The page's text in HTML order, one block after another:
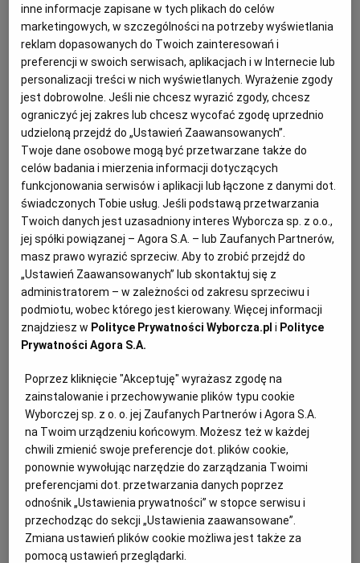
przedmiotu umowy z uwzględnieniem wszystkich
opłat i podatków (w tym podatek VAT w wysokości
23% – dotyczy podmiotu będącego czynnym
podatnikiem podatku VAT)".
W postępowaniu wpłynęły dwie oferty. W
formularzu ofertowym możliwe było podanie
wyłącznie ceny i wartości słownie. Wykonawca A
złożył dwa kosztorysy z VAT 8%. Wykonawca B
złożył jeden kosztorys z VAT 8% i drugi z VAT 23%
(jednocześnie w ofercie zaznaczył, iż wybór jego
oferty będzie prowadził do powstania u
zamawiającego obowiązku podatkowego, ale nie
wskazał nazwy/rodzaju towaru lub usługi, wartości
ani stawki podatku). Najkorzystniejsza oferta to ta
złożona przez wykonawcę B (z dwoma różnymi
stawkami VAT). Proszę o wskazanie, jak powinien
postąpić zamawiający w takiej sytuacji?
1. Czy w związku z tym, iż w załączniku do SWZ
znajduje się informacja o wysokości stawki VAT
(23%) to zamawiający powinien dokonać
poprawienia ceny w obu ofertach w trybie art. 223
ust. 2 pkt 3 ustawy Pzp? Czy, z uwagi na zapisy
SWZ, należy uznać, iż obowiązująca stawka VAT
nie została określona przez zamawiającego?
2. Czy zamawiający powinien odrzucić obie oferty,
inne informacje zapisane w tych plikach do celów
marketingowych, w szczególności na potrzeby wyświetlania
reklam dopasowanych do Twoich zainteresowań i
preferencji w swoich serwisach, aplikacjach i w Internecie lub
personalizacji treści w nich wyświetlanych. Wyrażenie zgody
jest dobrowolne. Jeśli nie chcesz wyrazić zgody, chcesz
ograniczyć jej zakres lub chcesz wycofać zgodę uprzednio
udzieloną przejdź do „Ustawień Zaawansowanych”.
Twoje dane osobowe mogą być przetwarzane także do
celów badania i mierzenia informacji dotyczących
funkcjonowania serwisów i aplikacji lub łączone z danymi dot.
świadczonych Tobie usług. Jeśli podstawą przetwarzania
Twoich danych jest uzasadniony interes Wyborcza sp. z o.o.,
jej spółki powiązanej – Agora S.A. – lub Zaufanych Partnerów,
masz prawo wyrazić sprzeciw. Aby to zrobić przejdź do
„Ustawień Zaawansowanych” lub skontaktuj się z
administratorem – w zależności od zakresu sprzeciwu i
podmiotu, wobec którego jest kierowany. Więcej informacji
znajdziesz w Polityce Prywatności Wyborcza.pl i Polityce
Prywatności Agora S.A.
Poprzez kliknięcie "Akceptuję" wyrażasz zgodę na
zainstalowanie i przechowywanie plików typu cookie
Wyborczej sp. z o. o. jej Zaufanych Partnerów i Agora S.A.
na Twoim urządzeniu końcowym. Możesz też w każdej
chwili zmienić swoje preferencje dot. plików cookie,
ponownie wywołując narzędzie do zarządzania Twoimi
preferencjami dot. przetwarzania danych poprzez
odnośnik „Ustawienia prywatności” w stopce serwisu i
przechodząc do sekcji „Ustawienia zaawansowane”.
Zmiana ustawień plików cookie możliwa jest także za
pomocą ustawień przeglądarki.